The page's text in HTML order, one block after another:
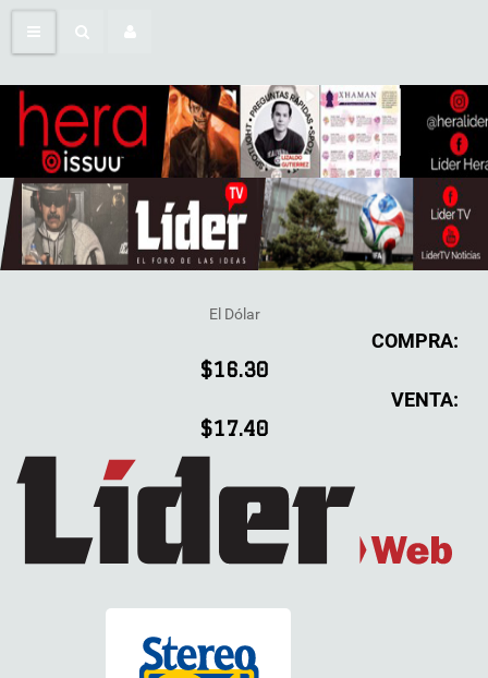
El Dólar
COMPRA:
$16.30
VENTA:
$17.40